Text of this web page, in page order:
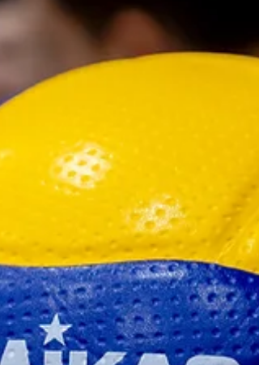
napján vezetőedzőnket kérdeztük az
előttünk álló időszakról, az újonnan
játékoskeretről, a szakmai célokról és arról,
milyen MAFC-ot láthatnak majd a szurkolók
pályán. Az előző szezonban még az